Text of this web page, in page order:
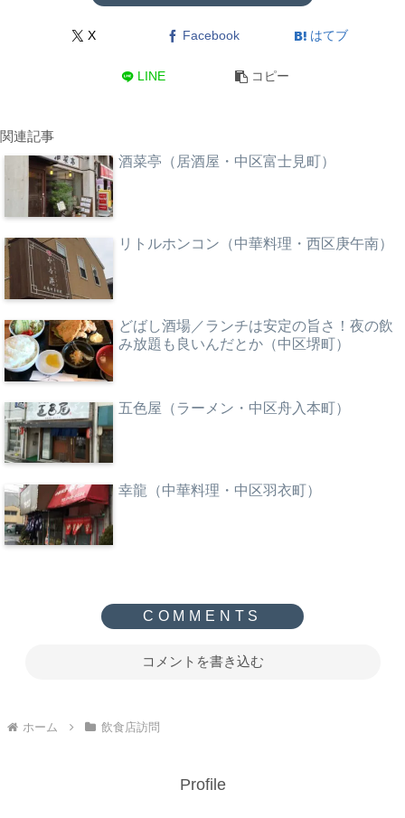
X Facebook はてブ
LINE コピー
関連記事
酒菜亭（居酒屋・中区富士見町）
リトルホンコン（中華料理・西区庚午南）
どばし酒場／ランチは安定の旨さ！夜の飲
み放題も良いんだとか（中区堺町）
五色屋（ラーメン・中区舟入本町）
幸龍（中華料理・中区羽衣町）
コメントを書き込む
ホーム 飲食店訪問
Profile